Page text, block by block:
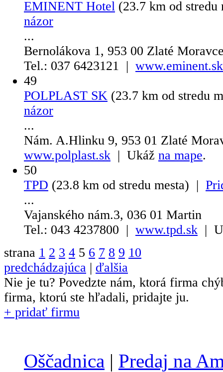
EMINENT Hotel (23.7 km od
názor
...
Bernolákova 1, 953 00 Zlaté
Tel.: 037 6423121 | www.eminent.sk
49
POLPLAST SK (23.7 km od stredu
názor
...
Nám. A.Hlinku 9, 953 01 Zlaté
www.polplast.sk | Ukáž na mape.
50
TPD (23.8 km od stredu mesta) |
...
Vajanského nám.3, 036 01 Martin
Tel.: 043 4237800 | www.tpd.sk |
strana 1 2 3 4 5 6 7 8 9 10
predchádzajúca | ďalšia
Nie je tu? Povedzte nám, ktorá firma
firma, ktorú ste hľadali, pridajte ju.
+ pridať firmu
Oščadnica | Predaj na